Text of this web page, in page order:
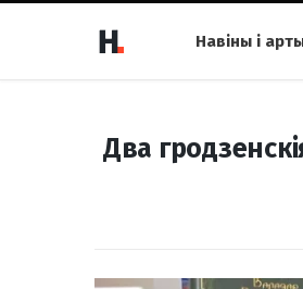
Навіны і
Два